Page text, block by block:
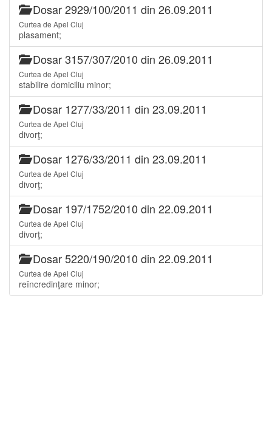
Dosar 2929/100/2011 din 26.09.2011
Curtea de Apel Cluj
plasament;
Dosar 3157/307/2010 din 26.09.2011
Curtea de Apel Cluj
stabilire domiciliu minor;
Dosar 1277/33/2011 din 23.09.2011
Curtea de Apel Cluj
divorţ;
Dosar 1276/33/2011 din 23.09.2011
Curtea de Apel Cluj
divorţ;
Dosar 197/1752/2010 din 22.09.2011
Curtea de Apel Cluj
divorţ;
Dosar 5220/190/2010 din 22.09.2011
Curtea de Apel Cluj
reîncredinţare minor;